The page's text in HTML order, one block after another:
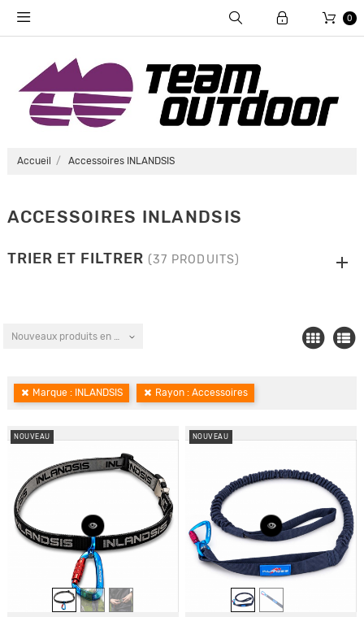
0
Accueil Accessoires INLANDSIS
ACCESSOIRES INLANDSIS
TRIER ET FILTRER (37 PRODUITS)
Nouveaux produits en premier
Marque : INLANDSIS Rayon : Accessoires
NOUVEAU NOUVEAU